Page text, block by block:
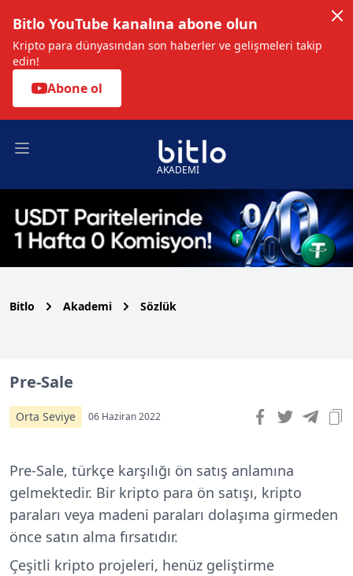
Bitlo YouTube kanalına abone olun
Kripto para dünyasından son haberler ve gelişmeleri takip
edin!
Abone ol
Open main menu
AKADEMİ
Bitlo Akademi Sözlük
Pre-Sale
Orta Seviye 06 Haziran 2022
Pre-Sale, türkçe karşılığı ön satış anlamına
gelmektedir. Bir kripto para ön satışı, kripto
paraları veya madeni paraları dolaşıma girmeden
önce satın alma fırsatıdır.
Çeşitli kripto projeleri, henüz geliştirme